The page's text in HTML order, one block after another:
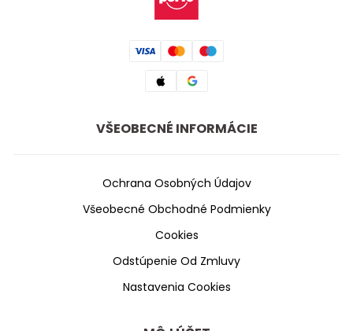
VŠEOBECNÉ INFORMÁCIE
Ochrana Osobných Údajov
Všeobecné Obchodné Podmienky
Cookies
Odstúpenie Od Zmluvy
Nastavenia Cookies